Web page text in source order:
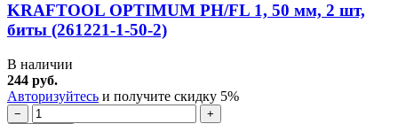
KRAFTOOL OPTIMUM PH/FL 1, 50 мм, 2 шт,
биты (261221-1-50-2)
В наличии
244 руб.
Авторизуйтесь и получите скидку 5%
−
+